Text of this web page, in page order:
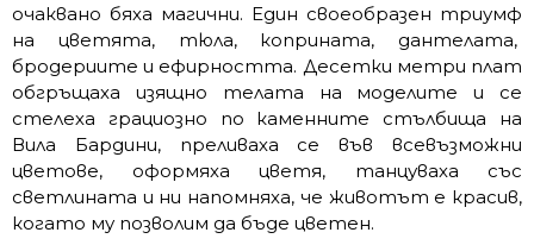
очаквано бяха магични. Eдин своеобразен триумф
на цветята, тюла, коприната, дантелата,
бродериите и ефирността. Десетки метри плат
обгръщаха изящно телата на моделите и се
стелеха грациозно по каменните стълбища на
Вила Бардини, преливаха се във всевъзможни
цветове, оформяха цветя, танцуваха със
светлината и ни напомняха, че животът е красив,
когато му позволим да бъде цветен.